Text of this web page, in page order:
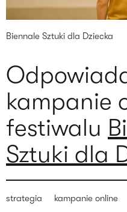
Biennale Sztuki dla Dziecka
strategia kampanie online
kampanie
festiwalu
Sztuki dla